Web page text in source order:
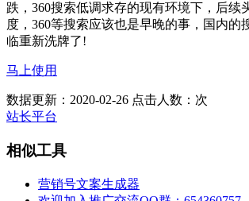
跌，360搜索低调求存的现有环境下，后续
度，360等搜索应该也是早晚的事，国内的
临重新洗牌了!
马上使用
数据更新：2020-02-26 点击人数： 次
站长平台
相似工具
营销号文案生成器